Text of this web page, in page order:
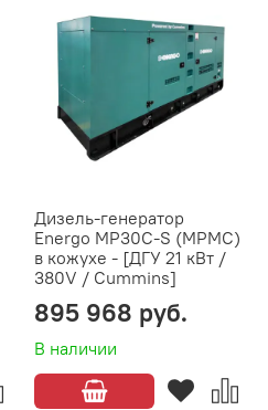
Дизель-генератор
Energo MP30C-S (MPMC)
в кожухе - [ДГУ 21 кВт /
380V / Cummins]
В наличии
895 968 руб.